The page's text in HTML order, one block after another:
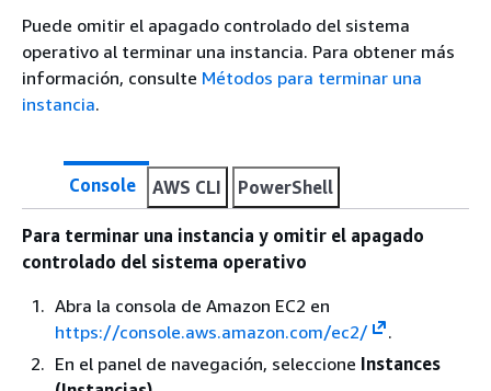
Puede omitir el apagado controlado del sistema
operativo al terminar una instancia. Para obtener más
información, consulte Métodos para terminar una
instancia.
Console AWS CLI PowerShell
Para terminar una instancia y omitir el apagado
controlado del sistema operativo
Abra la consola de Amazon EC2 en
https://console.aws.amazon.com/ec2/
.
En el panel de navegación, seleccione Instances